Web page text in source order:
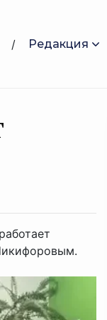
Редакция